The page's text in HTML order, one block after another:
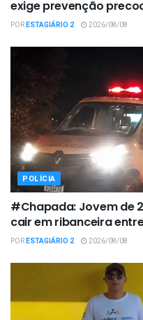
exige prevenção
PORESTAGIÁRIO 2 2026/08/08
POLÍCIA
#Chapada: Jovem de
cair em ribanceira
PORESTAGIÁRIO 2 2026/08/08